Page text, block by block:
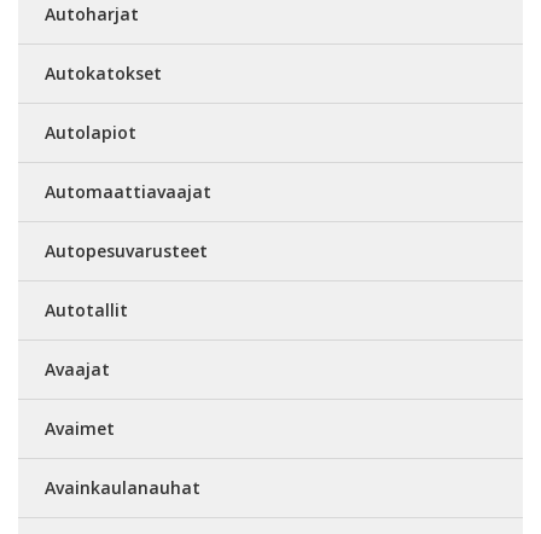
Autoharjat
Autokatokset
Autolapiot
Automaattiavaajat
Autopesuvarusteet
Autotallit
Avaajat
Avaimet
Avainkaulanauhat